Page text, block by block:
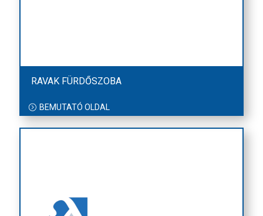
RAVAK FÜRDŐSZOBA
BEMUTATÓ OLDAL